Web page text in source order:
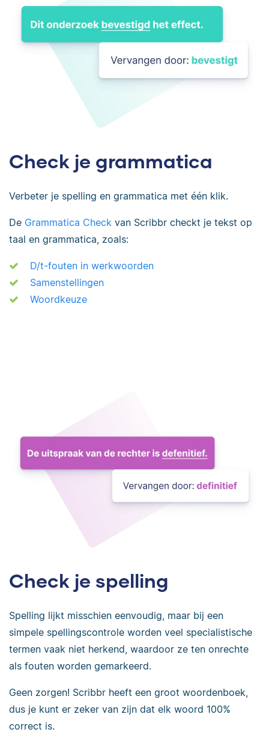
Check je grammatica
Verbeter je spelling en grammatica met één klik.
De Grammatica Check van Scribbr checkt je tekst op
taal en grammatica, zoals:
D/t-fouten in werkwoorden
Samenstellingen
Woordkeuze
Check je spelling
Spelling lijkt misschien eenvoudig, maar bij een
simpele spellingscontrole worden veel specialistische
termen vaak niet herkend, waardoor ze ten onrechte
als fouten worden gemarkeerd.
Geen zorgen! Scribbr heeft een groot woordenboek,
dus je kunt er zeker van zijn dat elk woord 100%
correct is.